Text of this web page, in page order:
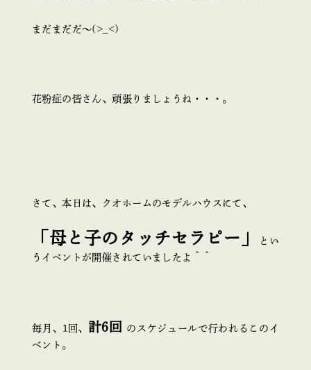
まだまだだ～(>_<)
花粉症の皆さん、頑張りましょうね・・・。
さて、本日は、クオホームのモデルハウスにて、
「母と子のタッチセラピー」
とい
うイベントが開催されていましたよ＾＾
毎月、1回、 計6回
のスケジュールで行われるこのイ
ベント。